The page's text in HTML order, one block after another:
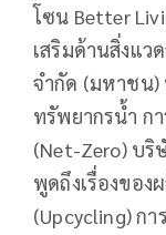
โซน Better
เสริมด้านสิ่งแว
จำกัด (มหาชน)
ทรัพยากรน้ำ ก
(Net-Zero) บริ
พูดถึงเรื่องขอ
(Upcycling) ก